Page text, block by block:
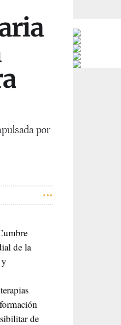
por
de la
de